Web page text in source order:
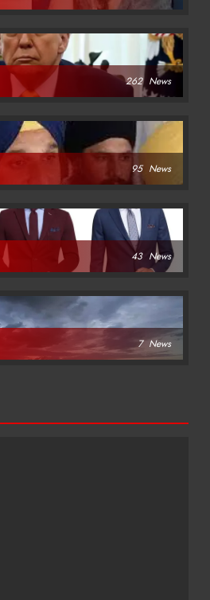
262 News
95 News
43 News
7 News